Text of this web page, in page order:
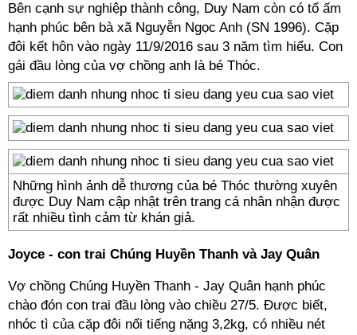
Bên cạnh sự nghiệp thành công, Duy Nam còn có tổ ấm
hạnh phúc bên bà xã Nguyễn Ngọc Anh (SN 1996). Cặp
đôi kết hôn vào ngày 11/9/2016 sau 3 năm tìm hiểu. Con
gái đầu lòng của vợ chồng anh là bé Thóc.
Những hình ảnh dễ thương của bé Thóc thường xuyên
được Duy Nam cập nhật trên trang cá nhân nhận được
rất nhiều tình cảm từ khán giả.
Joyce - con trai Chúng Huyền Thanh và Jay Quân
Vợ chồng Chúng Huyền Thanh - Jay Quân hạnh phúc
chào đón con trai đầu lòng vào chiều 27/5. Được biết,
nhóc tì của cặp đôi nổi tiếng nặng 3,2kg, có nhiều nét